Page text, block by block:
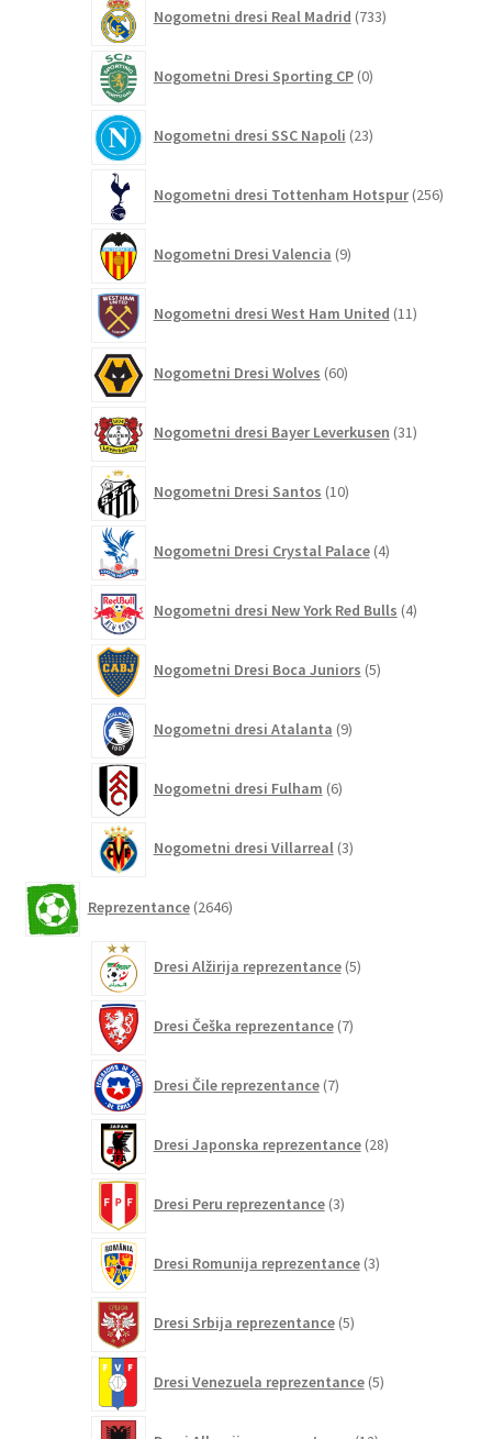
Nogometni dresi Real Madrid 733izdelkov
Nogometni Dresi Sporting CP 0izdelkov
Nogometni dresi SSC Napoli 23izdelkov
Nogometni dresi Tottenham Hotspur 256
Nogometni Dresi Valencia 9izdelkov
Nogometni dresi West Ham United 11izdelkov
Nogometni Dresi Wolves 60izdelkov
Nogometni dresi Bayer Leverkusen 31izdelkov
Nogometni Dresi Santos 10izdelkov
Nogometni Dresi Crystal Palace 4izdelki
Nogometni dresi New York Red Bulls 4izdelki
Nogometni Dresi Boca Juniors 5izdelkov
Nogometni dresi Atalanta 9izdelkov
Nogometni dresi Fulham 6izdelkov
Nogometni dresi Villarreal 3izdelki
Reprezentance 2646izdelkov
Dresi Alžirija reprezentance 5izdelkov
Dresi Češka reprezentance 7izdelkov
Dresi Čile reprezentance 7izdelkov
Dresi Japonska reprezentance 28izdelkov
Dresi Peru reprezentance 3izdelki
Dresi Romunija reprezentance 3izdelki
Dresi Srbija reprezentance 5izdelkov
Dresi Venezuela reprezentance 5izdelkov